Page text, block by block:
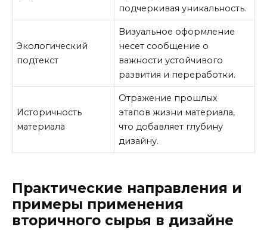
подчеркивая уникальность.
Экологический
подтекст
Визуальное оформление
несет сообщение о
важности устойчивого
развития и переработки.
Историчность
материала
Отражение прошлых
этапов жизни материала,
что добавляет глубину
дизайну.
Практические направления и
примеры применения
вторичного сырья в дизайне